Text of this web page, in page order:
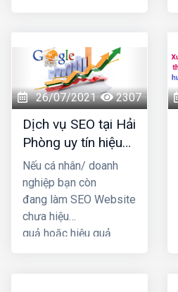
vàng" Cùng chúng tôi
đi khám phá qua bài
viết này nhé!
26/07/2021 2307
Dịch vụ SEO tại Hải
Phòng uy tín hiệu
quả nhất 2021
Nếu cá nhân/ doanh
nghiệp bạn còn
đang làm SEO Website
chưa hiệu
quả hoặc hiệu quả